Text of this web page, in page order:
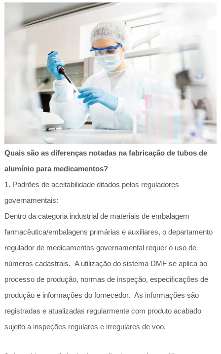
Quais são as diferenças notadas na fabricação de tubos de
alumínio para medicamentos?
1. Padrões de aceitabilidade ditados pelos reguladores
governamentais:
Dentro da categoria industrial de materiais de embalagem
farmacêutica/embalagens primárias e auxiliares, o departamento
regulador de medicamentos governamental requer o uso de
números cadastrais. A utilização do sistema DMF se aplica ao
processo de produção, normas de inspeção, especificações de
produção e informações do fornecedor. As informações são
registradas e atualizadas regularmente com produto acabado
sujeito a inspeções regulares e irregulares de voo.